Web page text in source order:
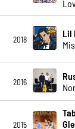
2018
Lil
2016
2015